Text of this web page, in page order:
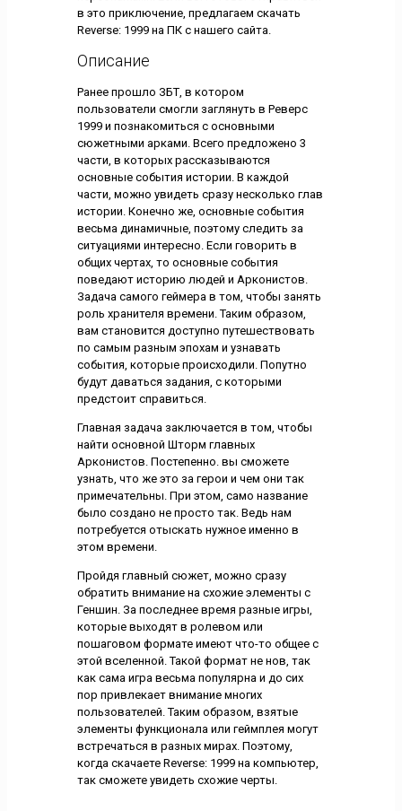
в это приключение, предлагаем скачать
Reverse: 1999 на ПК с нашего сайта.
Описание
Ранее прошло ЗБТ, в котором
пользователи смогли заглянуть в Реверс
1999 и познакомиться с основными
сюжетными арками. Всего предложено 3
части, в которых рассказываются
основные события истории. В каждой
части, можно увидеть сразу несколько глав
истории. Конечно же, основные события
весьма динамичные, поэтому следить за
ситуациями интересно. Если говорить в
общих чертах, то основные события
поведают историю людей и Арконистов.
Задача самого геймера в том, чтобы занять
роль хранителя времени. Таким образом,
вам становится доступно путешествовать
по самым разным эпохам и узнавать
события, которые происходили. Попутно
будут даваться задания, с которыми
предстоит справиться.
Главная задача заключается в том, чтобы
найти основной Шторм главных
Арконистов. Постепенно. вы сможете
узнать, что же это за герои и чем они так
примечательны. При этом, само название
было создано не просто так. Ведь нам
потребуется отыскать нужное именно в
этом времени.
Пройдя главный сюжет, можно сразу
обратить внимание на схожие элементы с
Геншин. За последнее время разные игры,
которые выходят в ролевом или
пошаговом формате имеют что-то общее с
этой вселенной. Такой формат не нов, так
как сама игра весьма популярна и до сих
пор привлекает внимание многих
пользователей. Таким образом, взятые
элементы функционала или геймплея могут
встречаться в разных мирах. Поэтому,
когда скачаете Reverse: 1999 на компьютер,
так сможете увидеть схожие черты.